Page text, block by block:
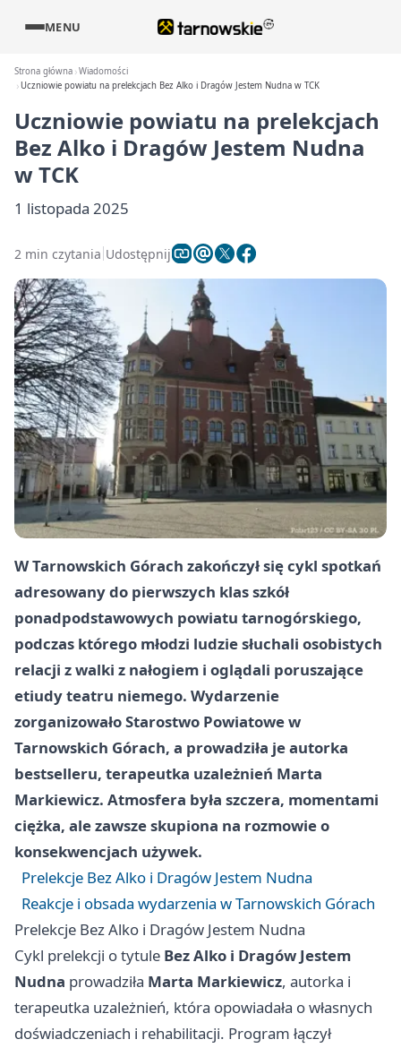
MENU
Strona główna Wiadomości
Uczniowie powiatu na prelekcjach Bez Alko i Dragów Jestem Nudna w TCK
Uczniowie powiatu na prelekcjach
Bez Alko i Dragów Jestem Nudna
w TCK
1 listopada 2025
2 min czytania Udostępnij
W Tarnowskich Górach zakończył się cykl spotkań
adresowany do pierwszych klas szkół
ponadpodstawowych powiatu tarnogórskiego,
podczas którego młodzi ludzie słuchali osobistych
relacji z walki z nałogiem i oglądali poruszające
etiudy teatru niemego. Wydarzenie
zorganizowało Starostwo Powiatowe w
Tarnowskich Górach, a prowadziła je autorka
bestselleru, terapeutka uzależnień Marta
Markiewicz. Atmosfera była szczera, momentami
ciężka, ale zawsze skupiona na rozmowie o
konsekwencjach używek.
Prelekcje Bez Alko i Dragów Jestem Nudna
Reakcje i obsada wydarzenia w Tarnowskich Górach
Prelekcje Bez Alko i Dragów Jestem Nudna
Cykl prelekcji o tytule Bez Alko i Dragów Jestem
Nudna prowadziła Marta Markiewicz, autorka i
terapeutka uzależnień, która opowiadała o własnych
doświadczeniach i rehabilitacji. Program łączył